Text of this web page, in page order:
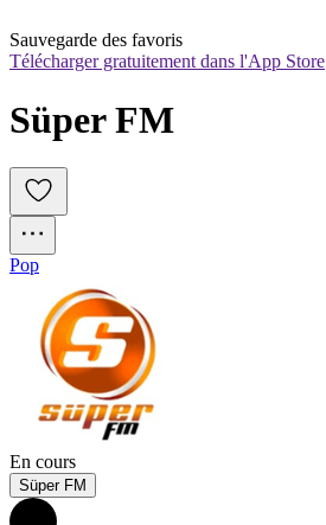
Sauvegarde des favoris
Télécharger gratuitement dans l'App Store
Süper FM
Pop
En cours
Süper FM